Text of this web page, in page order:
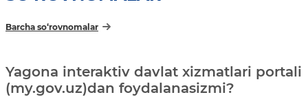
Barcha so‘rovnomalar
Yagona interaktiv davlat xizmatlari portali
(my.gov.uz)dan foydalanasizmi?